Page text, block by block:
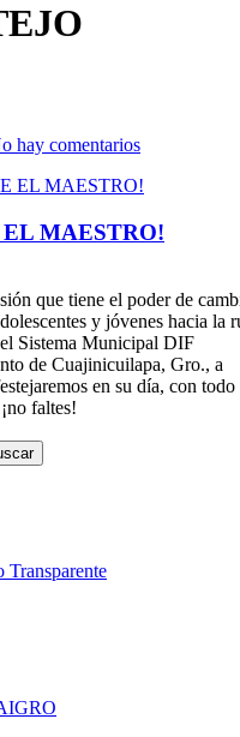
hay comentarios
MAESTRO!
que tiene el poder de
y jóvenes hacia la
Sistema Municipal DIF
de Cuajinicuilapa, Gro., a
en su día, con todo
faltes!